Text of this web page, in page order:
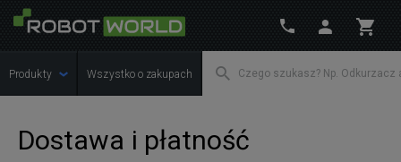
Produkty Wszystko o zakupach
Dostawa i płatność